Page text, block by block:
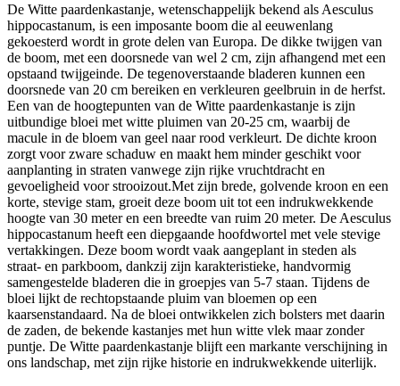
De Witte paardenkastanje, wetenschappelijk bekend als Aesculus
hippocastanum, is een imposante boom die al eeuwenlang
gekoesterd wordt in grote delen van Europa. De dikke twijgen van
de boom, met een doorsnede van wel 2 cm, zijn afhangend met een
opstaand twijgeinde. De tegenoverstaande bladeren kunnen een
doorsnede van 20 cm bereiken en verkleuren geelbruin in de herfst.
Een van de hoogtepunten van de Witte paardenkastanje is zijn
uitbundige bloei met witte pluimen van 20-25 cm, waarbij de
macule in de bloem van geel naar rood verkleurt. De dichte kroon
zorgt voor zware schaduw en maakt hem minder geschikt voor
aanplanting in straten vanwege zijn rijke vruchtdracht en
gevoeligheid voor strooizout.Met zijn brede, golvende kroon en een
korte, stevige stam, groeit deze boom uit tot een indrukwekkende
hoogte van 30 meter en een breedte van ruim 20 meter. De Aesculus
hippocastanum heeft een diepgaande hoofdwortel met vele stevige
vertakkingen. Deze boom wordt vaak aangeplant in steden als
straat- en parkboom, dankzij zijn karakteristieke, handvormig
samengestelde bladeren die in groepjes van 5-7 staan. Tijdens de
bloei lijkt de rechtopstaande pluim van bloemen op een
kaarsenstandaard. Na de bloei ontwikkelen zich bolsters met daarin
de zaden, de bekende kastanjes met hun witte vlek maar zonder
puntje. De Witte paardenkastanje blijft een markante verschijning in
ons landschap, met zijn rijke historie en indrukwekkende uiterlijk.